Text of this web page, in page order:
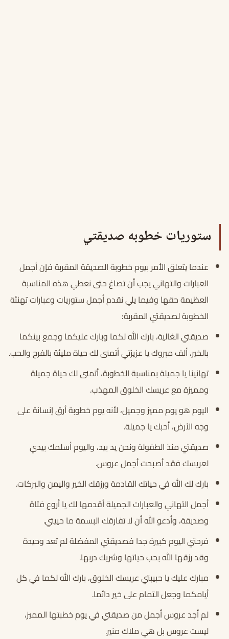
ستوريات خطوبه صديقتي
عندما يتعلق الأمر بيوم خطوبة الصديقة المقربة فإن أجمل
العبارات والتهاني يجب أن تصاغ حتى نعطي هذه المناسبة
العظيمة حقها وفيما يلي نقدم أجمل ستوريات وعبارات تهنئة
الخطوبة لصديقتي المقربة:
صديقتي الغالية، بارك الله لكما وبارك عليكما وجمع بينكما
بالخير، ألف مبروك يا عزيزتي أتمنى لك حياة مليئة بالفرح والحب.
تهانينا يا جميلة بمناسبة الخطوبة، أتمنى لك حياة جميلة
ومميزة مع عريسك الخلوق المهذب.
اليوم هو يوم مميز وجميل، لأنه يوم خطوبة أرق إنسانة على
وجه الأرض، أحبك يا جميلة.
صديقتي منذ الطفولة ونحن يد بيد، واليوم أسلمك بيدي
لعريسك فقد أصبحت أجمل عروس.
بارك لك الله في حياتك القادمة ورزقك الخير واليمن والبركات.
أجمل التهاني والعبارات الجميلة أقدمها لك يا أروع فتاة
وصديقة، وأدعو الله أن لا تفارقك البسمة ما حييتي.
فرحتي اليوم كبيرة جدا فصديقتي المفضلة لم تعد وحيدة
وقد رزقها الله بحب حياتها وشريك دربها.
مبارك عليك يا حبيبتي عريسك الخلوق، بارك الله لكما في كل
أيامكما وجعل التمام على خير دائما.
لم أجد عروس أجمل من صديقتي في يوم خطبتها المميز،
ليست عروس بل هي ملاك منير.